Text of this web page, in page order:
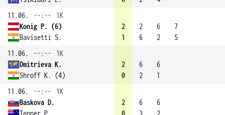
11.06.
--:--
1K
Konig P. (6)
Bavisetti S.
2
1
2
6
6
2
7
5
11.06.
--:--
1K
Dmitrieva K.
Shroff K. (4)
2
0
6
2
6
1
11.06.
--:--
1K
Baskova D.
Tepper P.
2
0
6
3
6
2